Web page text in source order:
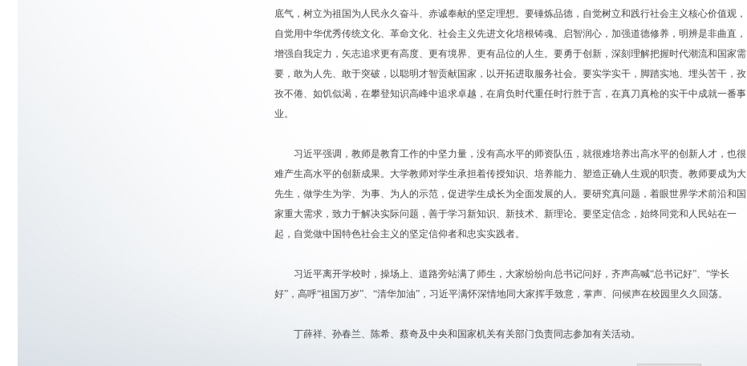
底气，树立为祖国为人民永久奋斗、赤诚奉献的坚定理想。要锤炼品德，自觉树立和践行社会主义核心价值观，
自觉用中华优秀传统文化、革命文化、社会主义先进文化培根铸魂、启智润心，加强道德修养，明辨是非曲直，
增强自我定力，矢志追求更有高度、更有境界、更有品位的人生。要勇于创新，深刻理解把握时代潮流和国家需
要，敢为人先、敢于突破，以聪明才智贡献国家，以开拓进取服务社会。要实学实干，脚踏实地、埋头苦干，孜
孜不倦、如饥似渴，在攀登知识高峰中追求卓越，在肩负时代重任时行胜于言，在真刀真枪的实干中成就一番事
业。
习近平强调，教师是教育工作的中坚力量，没有高水平的师资队伍，就很难培养出高水平的创新人才，也很
难产生高水平的创新成果。大学教师对学生承担着传授知识、培养能力、塑造正确人生观的职责。教师要成为大
先生，做学生为学、为事、为人的示范，促进学生成长为全面发展的人。要研究真问题，着眼世界学术前沿和国
家重大需求，致力于解决实际问题，善于学习新知识、新技术、新理论。要坚定信念，始终同党和人民站在一
起，自觉做中国特色社会主义的坚定信仰者和忠实实践者。
习近平离开学校时，操场上、道路旁站满了师生，大家纷纷向总书记问好，齐声高喊“总书记好”、“学长
好”，高呼“祖国万岁”、“清华加油”，习近平满怀深情地同大家挥手致意，掌声、问候声在校园里久久回荡。
丁薛祥、孙春兰、陈希、蔡奇及中央和国家机关有关部门负责同志参加有关活动。